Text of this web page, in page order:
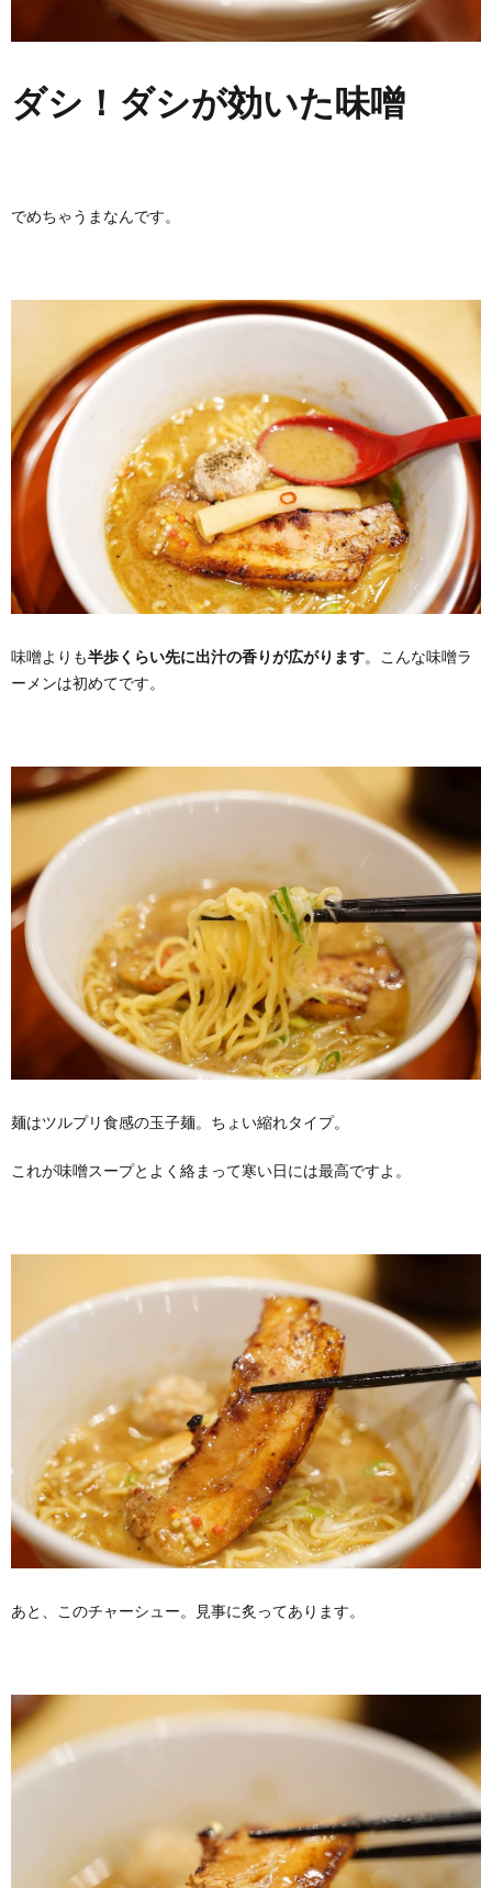
ダシ！ダシが効いた味噌
でめちゃうまなんです。
味噌よりも半歩くらい先に出汁の香りが広がります。こんな味噌ラ
ーメンは初めてです。
麺はツルプリ食感の玉子麺。ちょい縮れタイプ。
これが味噌スープとよく絡まって寒い日には最高ですよ。
あと、このチャーシュー。見事に炙ってあります。